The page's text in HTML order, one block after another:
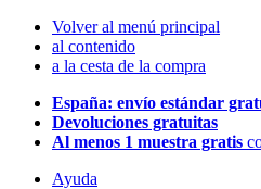
Volver al menú principal
al contenido
a la cesta de la compra
España: envío estándar
Devoluciones gratuitas
Al menos 1 muestra gratis
Ayuda